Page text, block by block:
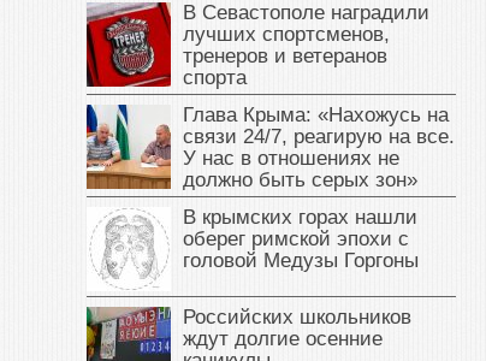
В Севастополе наградили
лучших спортсменов,
тренеров и ветеранов
спорта
Глава Крыма: «Нахожусь на
связи 24/7, реагирую на все.
У нас в отношениях не
должно быть серых зон»
В крымских горах нашли
оберег римской эпохи с
головой Медузы Горгоны
Российских школьников
ждут долгие осенние